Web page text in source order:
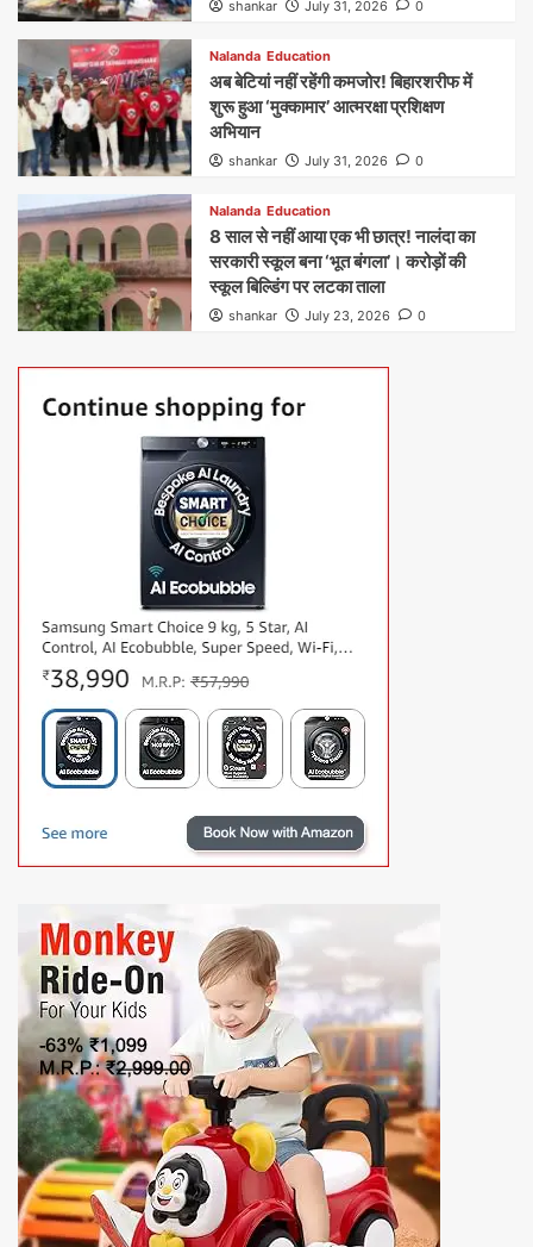
shankar July 31, 2026 0
Nalanda Education
अब बेटियां नहीं रहेंगी कमजोर! बिहारशरीफ में
शुरू हुआ ‘मुक्कामार’ आत्मरक्षा प्रशिक्षण
अभियान
shankar July 31, 2026 0
Nalanda Education
8 साल से नहीं आया एक भी छात्र! नालंदा का
सरकारी स्कूल बना ‘भूत बंगला’। करोड़ों की
स्कूल बिल्डिंग पर लटका ताला
shankar July 23, 2026 0